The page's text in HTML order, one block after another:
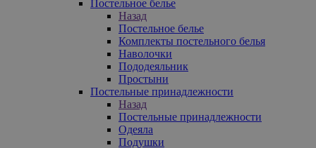
Постельное белье
Назад
Постельное белье
Комплекты постельного белья
Наволочки
Пододеяльник
Простыни
Постельные принадлежности
Назад
Постельные принадлежности
Одеяла
Подушки